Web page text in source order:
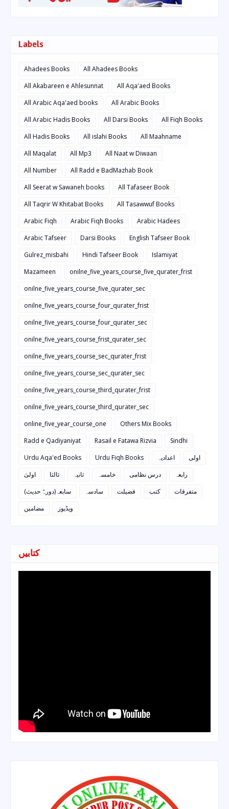
Labels
Ahadees Books
All Ahadees Books
All Akabareen e Ahlesunnat
All Aqa'aed Books
All Arabic Aqa'aed books
All Arabic Books
All Arabic Hadis Books
All Darsi Books
All Fiqh Books
All Hadis Books
All islahi Books
All Maahname
All Maqalat
All Mp3
All Naat w Diwaan
All Number
All Radd e BadMazhab Book
All Seerat w Sawaneh books
All Tafaseer Book
All Taqrir W Khitabat Books
All Tasawwuf Books
Arabic Fiqh
Arabic Fiqh Books
Arabic Hadees
Arabic Tafseer
Darsi Books
English Tafseer Book
Gulrez_misbahi
Hindi Tafseer Book
Islamiyat
Mazameen
onilne_five_years_course_five_qurater_frist
onilne_five_years_course_five_qurater_sec
onilne_five_years_course_four_qurater_frist
onilne_five_years_course_four_qurater_sec
onilne_five_years_course_frist_qurater_sec
onilne_five_years_course_sec_qurater_frist
onilne_five_years_course_sec_qurater_sec
onilne_five_years_course_third_qurater_frist
onilne_five_years_course_third_qurater_sec
online_five_year_course_one
Others Mix Books
Radd e Qadiyaniyat
Rasail e Fatawa Rizvia
Sindhi
Urdu Aqa'ed Books
Urdu Fiqh Books اعدادیہ
اولی
اولیٰ
ثالثا ثانیہ خامسہ درس نظامی
رابعہ
سابعہ(دورہٌ حدیث)
سادسہ فضیلت کتب
متفرقات
مضامین
ویڈیوز
کتابیں